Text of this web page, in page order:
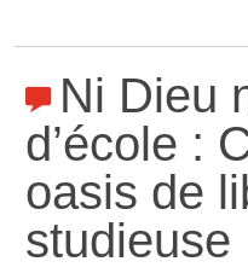
Ni Dieu
d’école :
oasis de
studieuse